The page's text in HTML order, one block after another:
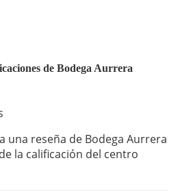
de Bodega Aurrera
una reseña de Bodega Aurrera
la calificación del centro